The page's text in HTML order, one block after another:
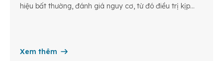
hiệu bất thường, đánh giá nguy cơ, từ đó điều trị kịp
Xem thêm